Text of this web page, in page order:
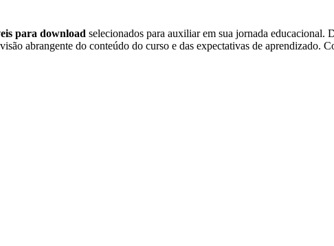
para download selecionados para auxiliar em sua jornada educacional.
abrangente do conteúdo do curso e das expectativas de aprendizado.